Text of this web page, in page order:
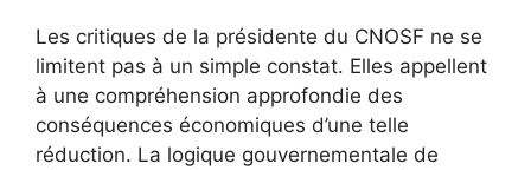
Les critiques de la présidente du CNOSF ne se
limitent pas à un simple constat. Elles appellent
à une compréhension approfondie des
conséquences économiques d’une telle
réduction. La logique gouvernementale de